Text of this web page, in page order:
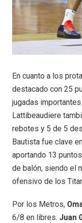
En cuanto a los
destacado con 25
jugadas
Lattibeaudiere
rebotes y 5 de 5
Bautista fue clave
aportando 13
de balón, siendo el
ofensivo de los
Por los Metros,
6/8 en libres. Juan